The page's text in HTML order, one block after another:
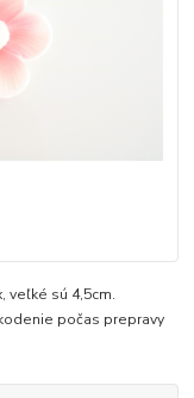
veľké sú 4,5cm.
počas prepravy